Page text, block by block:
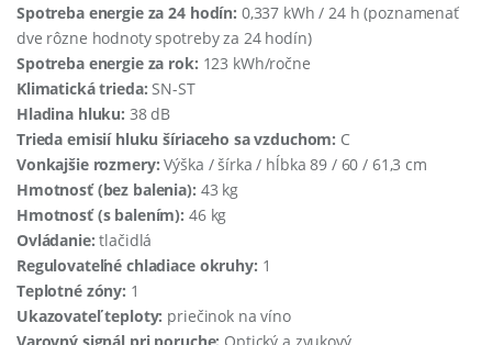
Spotreba energie za 24 hodín: 0,337 kWh / 24 h (poznamenať
dve rôzne hodnoty spotreby za 24 hodín)
Spotreba energie za rok: 123 kWh/ročne
Klimatická trieda: SN-ST
Hladina hluku: 38 dB
Trieda emisií hluku šíriaceho sa vzduchom: C
Vonkajšie rozmery: Výška / šírka / hĺbka 89 / 60 / 61,3 cm
Hmotnosť (bez balenia): 43 kg
Hmotnosť (s balením): 46 kg
Ovládanie: tlačidlá
Regulovateľné chladiace okruhy: 1
Teplotné zóny: 1
Ukazovateľ teploty: priečinok na víno
Varovný signál pri poruche: Optický a zvukový